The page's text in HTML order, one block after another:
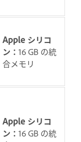
Apple シリコ
ン： 16 GB の統
合メモリ
Apple シリコ
ン： 16 GB の統